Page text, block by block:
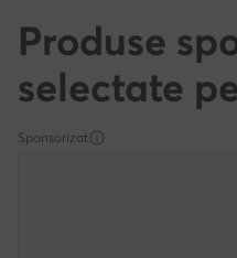
Produse
selectate
Sponsorizat